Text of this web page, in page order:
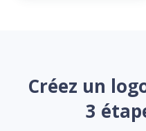
Créez un
3